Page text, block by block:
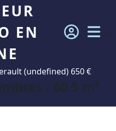
EN
(undefined) 650 €
- 60.5 m²